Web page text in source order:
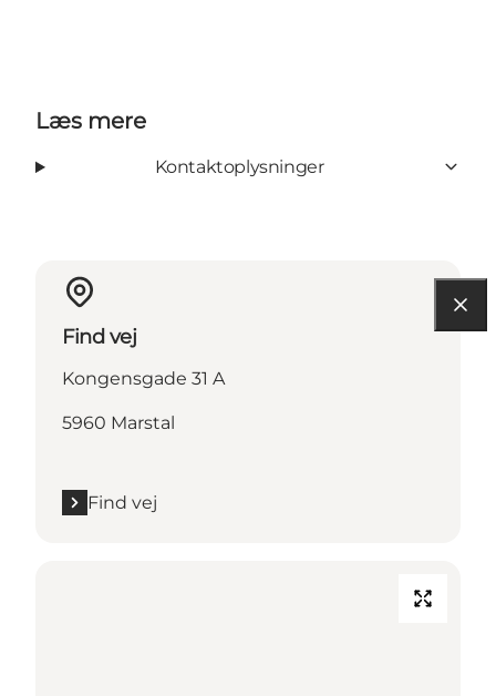
Læs mere
Kontaktoplysninger
Find vej
Kongensgade 31 A
5960 Marstal
Find vej